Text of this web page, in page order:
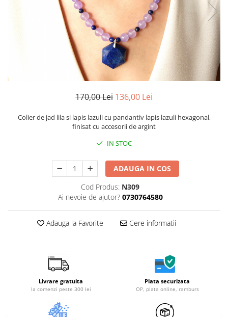
170,00 Lei 136,00 Lei
Colier de jad lila si lapis lazuli cu pandantiv lapis lazuli hexagonal,
finisat cu accesorii de argint
IN STOC
ADAUGA IN COS
Cod Produs: N309
Ai nevoie de ajutor? 0730764580
Adauga la Favorite Cere informatii
Livrare gratuita
la comenzi peste 300 lei
Plata securizata
OP, plata online, ramburs